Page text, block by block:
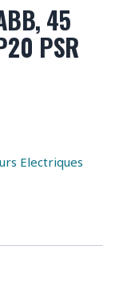
45
PSR
Electriques